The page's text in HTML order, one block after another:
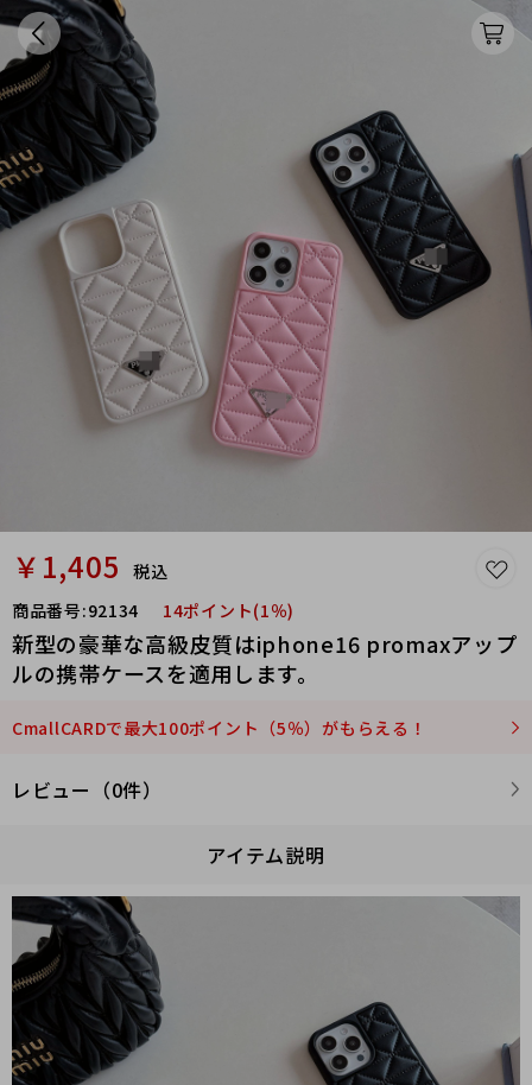
￥1,405
税込
商品番号:92134 14ポイント(1％)
新型の豪華な高級皮質はiphone16 promaxアップ
ルの携帯ケースを適用します。
CmallCARDで最大100ポイント（5％）がもらえる！
レビュー（0件）
アイテム説明